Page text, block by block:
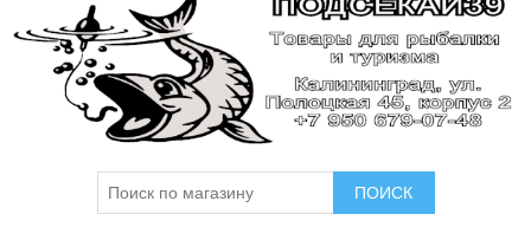
ПОИСК